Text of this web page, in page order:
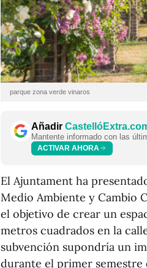
parque zona verde vinaros
Añadir
Mantente informado con las
ACTIVAR AHORA
El Ajuntament ha
Medio Ambiente y Cambio
el objetivo de crear un
metros cuadrados en la
subvención supondría un
durante el primer